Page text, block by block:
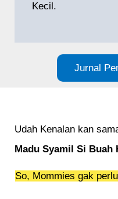
Kecil.
Jurnal
Udah Kenalan kan
Madu Syamil Si Buah
So, Mommies gak perlu